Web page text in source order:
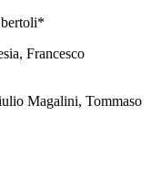
Francesco
Magalini, Tommaso